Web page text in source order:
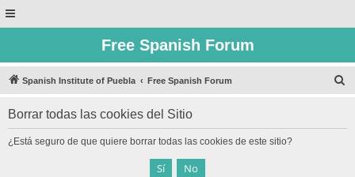
Free Spanish Forum
Spanish Institute of Puebla Free Spanish Forum
Borrar todas las cookies del Sitio
¿Está seguro de que quiere borrar todas las cookies de este sitio?